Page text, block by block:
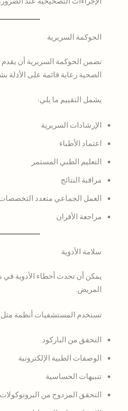
الحوكمة السريرية
تضمن الحوكمة السريرية أن
الصحية رعاية قائمة على
يشمل التقييم ما يلي:
الإرشادات السريرية
اعتماد الأطباء
التعليم الطبي المستمر
مراقبة النتائج
العمل الجماعي متعدد
مراجعة الأقران
سلامة الأدوية
يمكن أن تحدث أخطاء الأدوية في
المريض.
تستخدم المستشفيات أنظمة
التحقق من الباركود
الوصفات الطبية الإلكترونية
تنبيهات الحساسية
التحقق المزدوج من البروتوكولات